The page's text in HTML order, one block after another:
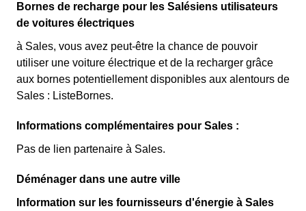
Bornes de recharge pour les Salésiens utilisateurs
de voitures électriques
à Sales, vous avez peut-être la chance de pouvoir
utiliser une voiture électrique et de la recharger grâce
aux bornes potentiellement disponibles aux alentours de
Sales : ListeBornes.
Informations complémentaires pour Sales :
Pas de lien partenaire à Sales.
Déménager dans une autre ville
Information sur les fournisseurs d'énergie à Sales